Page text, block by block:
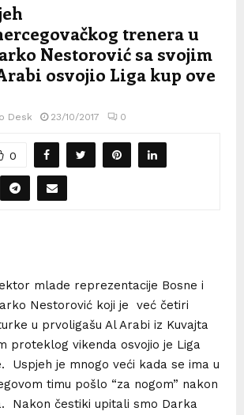
trenera u
Nestorović sa svojim
osvojio Liga kup ove
Desk 23/10/2017 0
0
mlade reprezentacije Bosne i
Nestorović koji je već četiri
u prvoligašu Al Arabi iz Kuvajta
proteklog vikenda osvojio je Liga
Uspjeh je mnogo veći kada se ima u
timu pošlo “za nogom” nakon
Nakon čestiki upitali smo Darka